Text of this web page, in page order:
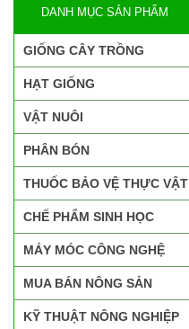
DANH MỤC SẢN PHẨM
GIỐNG CÂY TRỒNG
HẠT GIỐNG
VẬT NUÔI
PHÂN BÓN
THUỐC BẢO VỆ THỰC VẬT
CHẾ PHẨM SINH HỌC
MÁY MÓC CÔNG NGHỆ
MUA BÁN NÔNG SẢN
KỸ THUẬT NÔNG NGHIỆP